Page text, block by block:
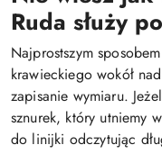
Ruda służy
Najprostszym
krawieckiego wokół
zapisanie wymiaru.
sznurek, który utniemy
do linijki odczytując